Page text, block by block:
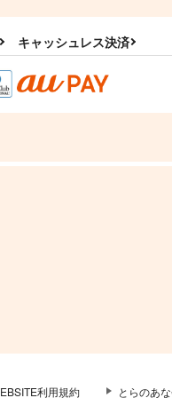
キャッシュレス決済
利用規約
とらのあ